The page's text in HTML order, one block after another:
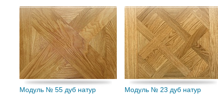
Модуль № 55 дуб натур
Модуль № 23 дуб натур